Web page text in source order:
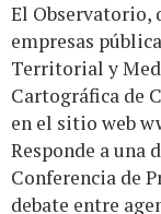
El Observatorio,
empresas
Territorial y
Cartográfica de
en el sitio web
Responde a una
Conferencia de
debate entre